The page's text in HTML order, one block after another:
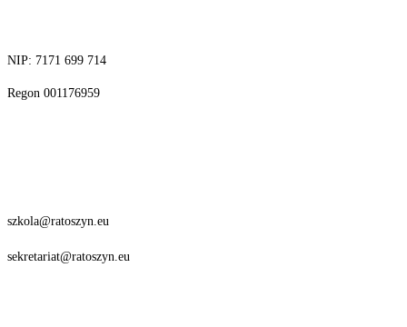
NIP: 7171 699 714
Regon 001176959
szkola@ratoszyn.eu
sekretariat@ratoszyn.eu